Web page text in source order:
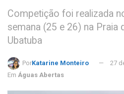
Competição foi realizada
semana (25 e 26) na Praia
Ubatuba
PorKatarine Monteiro
27
Em Águas Abertas